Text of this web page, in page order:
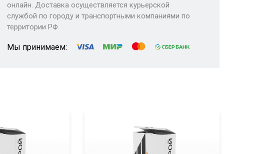
онлайн. Доставка осуществляется курьерской
службой по городу и транспортными компаниями по
территории РФ
Мы принимаем: